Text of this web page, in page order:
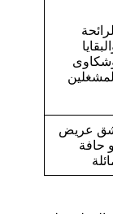
الرائحة
المشغلين
عريض
أو حافة